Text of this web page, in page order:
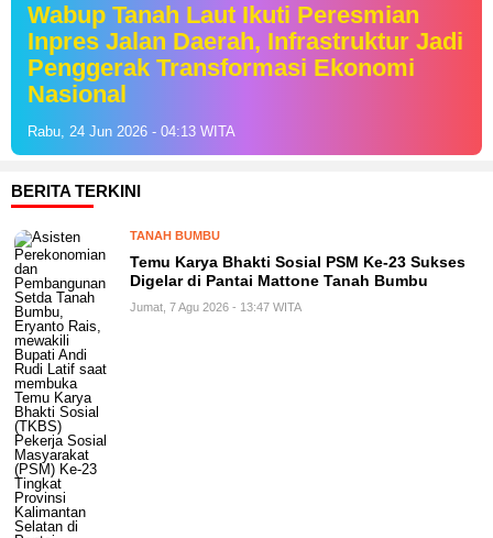
Wabup Tanah Laut Ikuti Peresmian
Inpres Jalan Daerah, Infrastruktur Jadi
Penggerak Transformasi Ekonomi
Nasional
Rabu, 24 Jun 2026 - 04:13 WITA
BERITA TERKINI
TANAH BUMBU
Temu Karya Bhakti Sosial PSM Ke-23 Sukses
Digelar di Pantai Mattone Tanah Bumbu
Jumat, 7 Agu 2026 - 13:47 WITA